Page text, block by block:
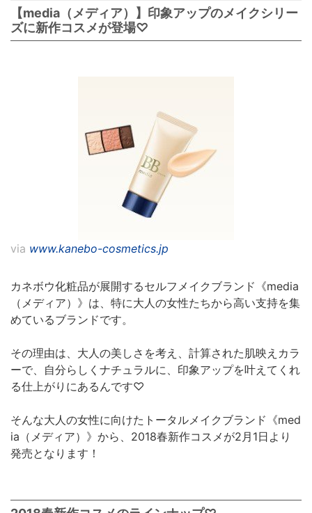
【media（メディア）】印象アップのメイクシリー
ズに新作コスメが登場♡
via www.kanebo-cosmetics.jp
カネボウ化粧品が展開するセルフメイクブランド《media
（メディア）》は、特に大人の女性たちから高い支持を集
めているブランドです。
その理由は、大人の美しさを考え、計算された肌映えカラ
ーで、自分らしくナチュラルに、印象アップを叶えてくれ
る仕上がりにあるんです♡
そんな大人の女性に向けたトータルメイクブランド《med
ia（メディア）》から、2018春新作コスメが2月1日より
発売となります！